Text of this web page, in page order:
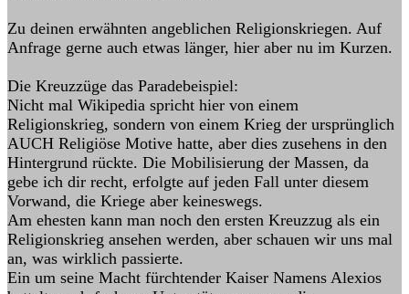
Zu deinen erwähnten angeblichen Religionskriegen. Auf
Anfrage gerne auch etwas länger, hier aber nu im Kurzen.
Die Kreuzzüge das Paradebeispiel:
Nicht mal Wikipedia spricht hier von einem
Religionskrieg, sondern von einem Krieg der ursprünglich
AUCH Religiöse Motive hatte, aber dies zusehens in den
Hintergrund rückte. Die Mobilisierung der Massen, da
gebe ich dir recht, erfolgte auf jeden Fall unter diesem
Vorwand, die Kriege aber keineswegs.
Am ehesten kann man noch den ersten Kreuzzug als ein
Religionskrieg ansehen werden, aber schauen wir uns mal
an, was wirklich passierte.
Ein um seine Macht fürchtender Kaiser Namens Alexios